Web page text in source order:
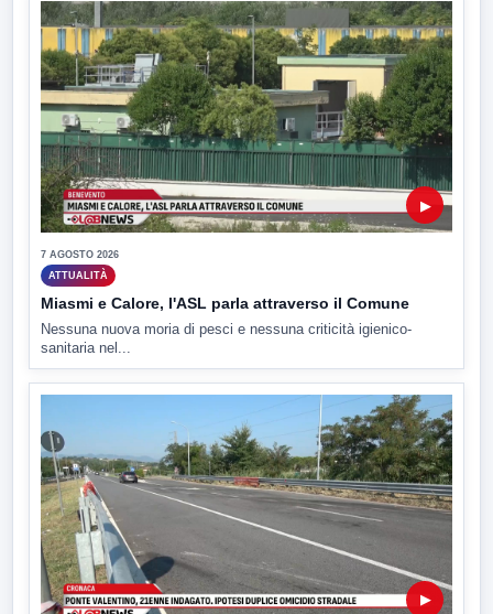
▶
7 AGOSTO 2026
ATTUALITÀ
Miasmi e Calore, l'ASL parla attraverso il Comune
Nessuna nuova moria di pesci e nessuna criticità igienico-
sanitaria nel...
▶